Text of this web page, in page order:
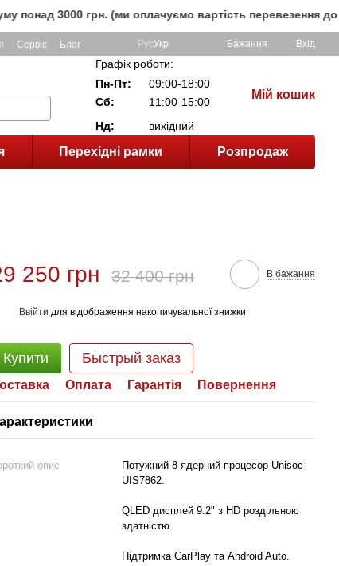
грн. (ми оплачуємо вартість перевезення до
Сервіс Блог РусУкр Бажання Вхід
Графік роботи:
Пн-Пт:
09:00-18:00
Сб:
11:00-15:00
Нд:
вихідний
Мій кошик
Перехідні рамки Розпродаж
250 грн 32 400 грн В бажання
Ввійти для відображення накопичувальної знижки
Купити Быстрый заказ
Оплата Гарантія Повернення
опис
Потужний 8-ядерний процесор Unisoc
UIS7862.
QLED дисплей 9.2" з HD роздільною
здатністю.
Підтримка CarPlay та Android Auto.